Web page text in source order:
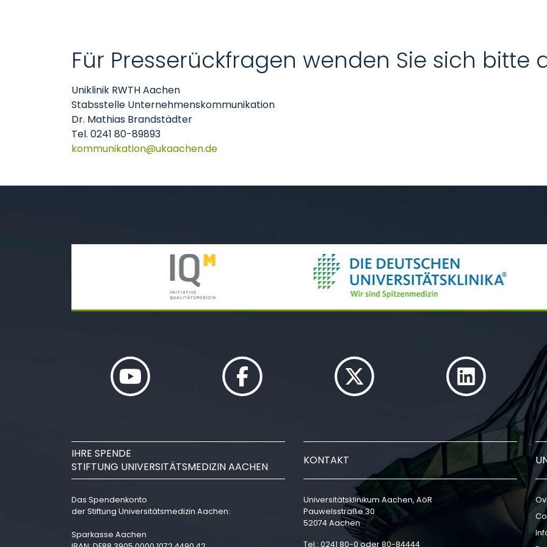
Für Presserückfragen wenden Sie sich bitte
Uniklinik RWTH Aachen
Stabsstelle Unternehmenskommunikation
Dr. Mathias Brandstädter
Tel. 0241 80-89893
kommunikation
ukaachende
IHRE SPENDE
STIFTUNG UNIVERSITÄTSMEDIZIN AACHEN
Das Spendenkonto
der Stiftung Universitätsmedizin Aachen:
Sparkasse Aachen
KONTAKT
Universitätsklinikum Aachen, AöR
Pauwelsstraße 30
52074 Aachen
Tel.: 0241 80-0 oder 80-84444